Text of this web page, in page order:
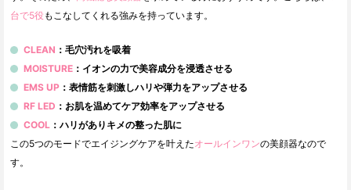
台で5役 もこなしてくれる強みを持っています。
CLEAN ：毛穴汚れを吸着
MOISTURE ：イオンの力で美容成分を浸透させる
EMS UP ：表情筋を刺激しハリや弾力をアップさせる
RF LED ：お肌を温めてケア効率をアップさせる
COOL ：ハリがありキメの整った肌に
この5つのモードでエイジングケアを叶えたオールインワンの美顔器なので
す。